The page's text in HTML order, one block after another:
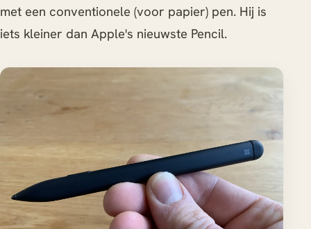
met een conventionele (voor papier) pen. Hij is
iets kleiner dan Apple's nieuwste Pencil.